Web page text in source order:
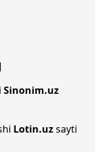
Sinonim.uz
Lotin.uzsayti